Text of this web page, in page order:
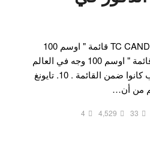
في 28 ديسمبر , أصدرت TC CANDLER قائمة " اوسم 100
وجه في العالم 2022 " ! في قائمة " اوسم 100 وجه في العالم
2022 " ، إليكم 10 آيدولز كيبوب كانوا ضمن القائمة . 10. تايونغ
33
4,529
4